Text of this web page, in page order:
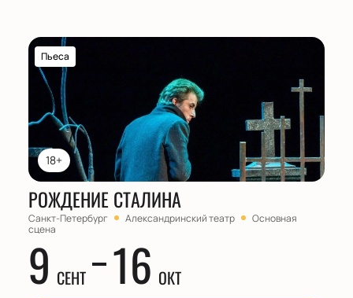
18+
Пьеса
РОЖДЕНИЕ СТАЛИНА
Санкт-Петербург Александринский театр
Основная
сцена
9 СЕНТ 16 ОКТ